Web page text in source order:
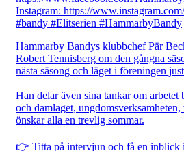
Hammarby Bandys klubbchef Pär
Robert Tennisberg om den gångna
nästa säsong och läget i föreningen
Han delar även sina tankar om arbetet
och damlaget,
önskar alla en trevlig sommar.
👉 Titta på intervjun och få en inblick